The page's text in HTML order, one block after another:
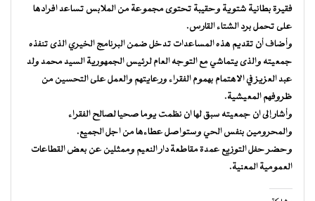
فقيرة بطانية شتوية وحقيبة تحتوى مجموعة من الملابس تساعد افرادها
على تحمل برد الشتاء القارس.
وأضاف أن تقديم هذه المساعدات تدخل ضمن البرنامج الخيري الذى تنفذه
جمعيته والذى يتماشي مع التوجه العام لرئيس الجمهورية السيد محمد ولد
عبد العزيز في الاهتمام بهموم الفقراء ورعايتهم والعمل على التحسين من
ظروفهم المعيشية.
وأشار إلى ان جمعيته سبق لها ان نظمت يوما صحيا لصالح الفقراء
والمحرومين بنفس الحي وستواصل عطاءها من اجل الجميع.
وحضر حفل التوزيع عمدة مقاطعة دار النعيم وممثلين عن بعض القطاعات
العمومية المعنية.